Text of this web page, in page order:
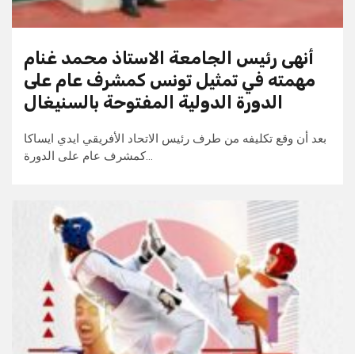
أنهى رئيس الجامعة الاستاذ محمد غنام
مهمته في تمثيل تونس كمشرف عام على
الدورة الدولية المفتوحة بالسنيغال
بعد أن وقع تكليفه من طرف رئيس الاتحاد الأفريقي ايدي ايساكا
كمشرف عام على الدورة…